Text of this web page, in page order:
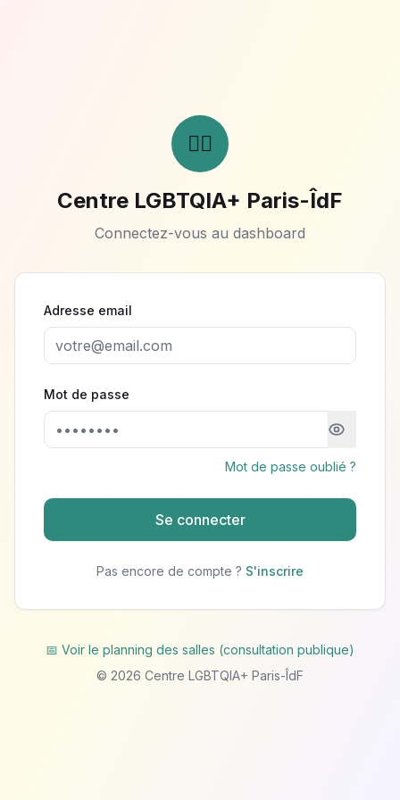
🏳️‍🌈
Centre LGBTQIA+ Paris-ÎdF
Connectez-vous au dashboard
Adresse email
Mot de passe
Mot de passe oublié ?
Se connecter
Pas encore de compte ? S'inscrire
📅 Voir le planning des salles (consultation publique)
© 2026 Centre LGBTQIA+ Paris-ÎdF